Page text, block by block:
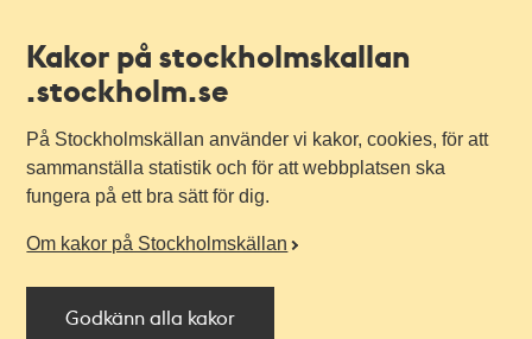
Kakor på stockholmskallan
.stockholm.se
På Stockholmskällan använder vi kakor, cookies, för att
sammanställa statistik och för att webbplatsen ska
fungera på ett bra sätt för dig.
Om kakor på Stockholmskällan
Godkänn alla kakor